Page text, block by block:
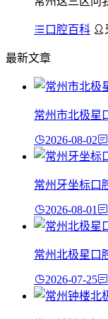
口腔百科
最新文章
常州市北极星
2026-08-02
常州牙坐标口
2026-08-01
常州北极星口
2026-07-25